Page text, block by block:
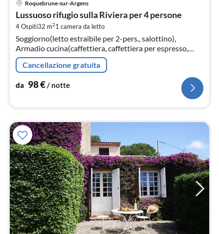
Roquebrune-sur-Argens
Lussuoso rifugio sulla Riviera per 4 persone
4 Ospiti32 m21 camera da letto
Soggiorno(letto estraibile per 2-pers., salottino),
Armadio cucina(caffettiera, caffettiera per espresso,
forno, forno a microonde, lavastoviglie, )
Cancellazione gratuita
da 98€/ notte